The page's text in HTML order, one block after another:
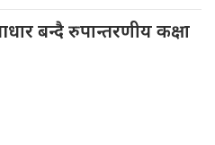
बन्दै रुपान्तरणीय कक्षा